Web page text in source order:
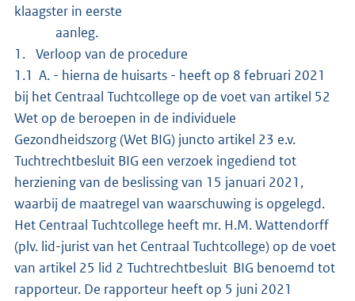
klaagster in eerste
aanleg.
1. Verloop van de procedure
1.1 A. - hierna de huisarts - heeft op 8 februari 2021
bij het Centraal Tuchtcollege op de voet van artikel 52
Wet op de beroepen in de individuele
Gezondheidszorg (Wet BIG) juncto artikel 23 e.v.
Tuchtrechtbesluit BIG een verzoek ingediend tot
herziening van de beslissing van 15 januari 2021,
waarbij de maatregel van waarschuwing is opgelegd.
Het Centraal Tuchtcollege heeft mr. H.M. Wattendorff
(plv. lid-jurist van het Centraal Tuchtcollege) op de voet
van artikel 25 lid 2 Tuchtrechtbesluit BIG benoemd tot
rapporteur. De rapporteur heeft op 5 juni 2021